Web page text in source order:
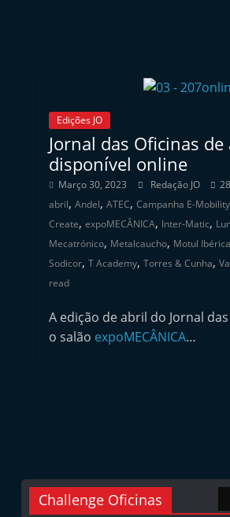
Edições JO
Jornal das Oficinas
disponível online
Março 30, 2023 Redação JO
abril,Andel,ATEC,Campanha E-Mobility
Create,expoMECÂNICA, Inter-Matic,
Mecatrónico, Metalcaucho, Motul Ibérica
Sodicor,T Academy,Torres & Cunha,
read
A edição de abril do Jornal
o salão expoMECÂNICA…
Challenge Oficinas